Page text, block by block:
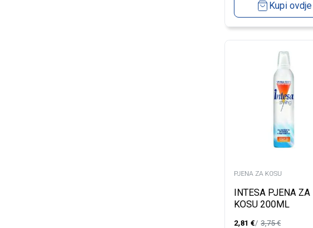
Kupi ovdje
PJENA ZA KOSU
INTESA PJENA ZA
KOSU 200ML
2,81 € 3,75€